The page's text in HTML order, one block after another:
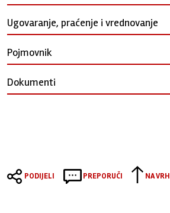
Ugovaranje, praćenje i vrednovanje
Pojmovnik
Dokumenti
PODIJELI PREPORUČI NA VRH